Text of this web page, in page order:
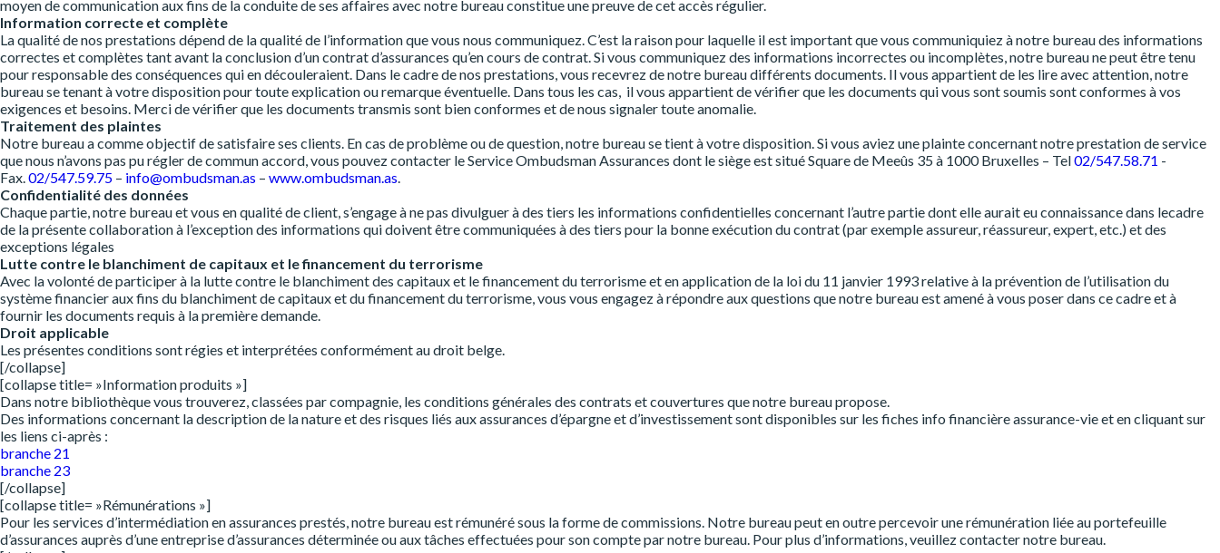
moyen de communication aux fins de la conduite de ses affaires avec notre bureau constitue une preuve de cet accès régulier.
Information correcte et complète
La qualité de nos prestations dépend de la qualité de l’information que vous nous communiquez. C’est la raison pour laquelle il est important que vous communiquiez à notre bureau des informations
correctes et complètes tant avant la conclusion d’un contrat d’assurances qu’en cours de contrat. Si vous communiquez des informations incorrectes ou incomplètes, notre bureau ne peut être tenu
pour responsable des conséquences qui en découleraient. Dans le cadre de nos prestations, vous recevrez de notre bureau différents documents. Il vous appartient de les lire avec attention, notre
bureau se tenant à votre disposition pour toute explication ou remarque éventuelle. Dans tous les cas, il vous appartient de vérifier que les documents qui vous sont soumis sont conformes à vos
exigences et besoins. Merci de vérifier que les documents transmis sont bien conformes et de nous signaler toute anomalie.
Traitement des plaintes
Notre bureau a comme objectif de satisfaire ses clients. En cas de problème ou de question, notre bureau se tient à votre disposition. Si vous aviez une plainte concernant notre prestation de service
que nous n’avons pas pu régler de commun accord, vous pouvez contacter le Service Ombudsman Assurances dont le siège est situé Square de Meeûs 35 à 1000 Bruxelles – Tel02/547.58.71 -
Fax.02/547.59.75 – info@ombudsman.as – www.ombudsman.as.
Confidentialité des données
Chaque partie, notre bureau et vous en qualité de client, s’engage à ne pas divulguer à des tiers les informations confidentielles concernant l’autre partie dont elle aurait eu connaissance dans lecadre
de la présente collaboration à l’exception des informations qui doivent être communiquées à des tiers pour la bonne exécution du contrat (par exemple assureur, réassureur, expert, etc.) et des
exceptions légales
Lutte contre le blanchiment de capitaux et le financement du terrorisme
Avec la volonté de participer à la lutte contre le blanchiment des capitaux et le financement du terrorisme et en application de la loi du 11 janvier 1993 relative à la prévention de l’utilisation du
système financier aux fins du blanchiment de capitaux et du financement du terrorisme, vous vous engagez à répondre aux questions que notre bureau est amené à vous poser dans ce cadre et à
fournir les documents requis à la première demande.
Droit applicable
Les présentes conditions sont régies et interprétées conformément au droit belge.
[/collapse]
[collapse title= »Information produits »]
Dans notre bibliothèque vous trouverez, classées par compagnie, les conditions générales des contrats et couvertures que notre bureau propose.
Des informations concernant la description de la nature et des risques liés aux assurances d’épargne et d’investissement sont disponibles sur les fiches info financière assurance-vie et en cliquant sur
les liens ci-après :
branche 21
branche 23
[/collapse]
[collapse title= »Rémunérations »]
Pour les services d’intermédiation en assurances prestés, notre bureau est rémunéré sous la forme de commissions. Notre bureau peut en outre percevoir une rémunération liée au portefeuille
d’assurances auprès d’une entreprise d’assurances déterminée ou aux tâches effectuées pour son compte par notre bureau. Pour plus d’informations, veuillez contacter notre bureau.